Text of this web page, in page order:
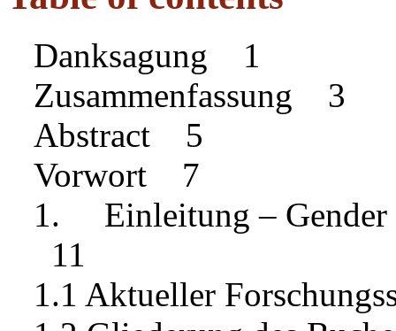
Danksagung 1
Zusammenfassung 3
Abstract 5
Vorwort 7
1. Einleitung – Gender
11
1.1 Aktueller